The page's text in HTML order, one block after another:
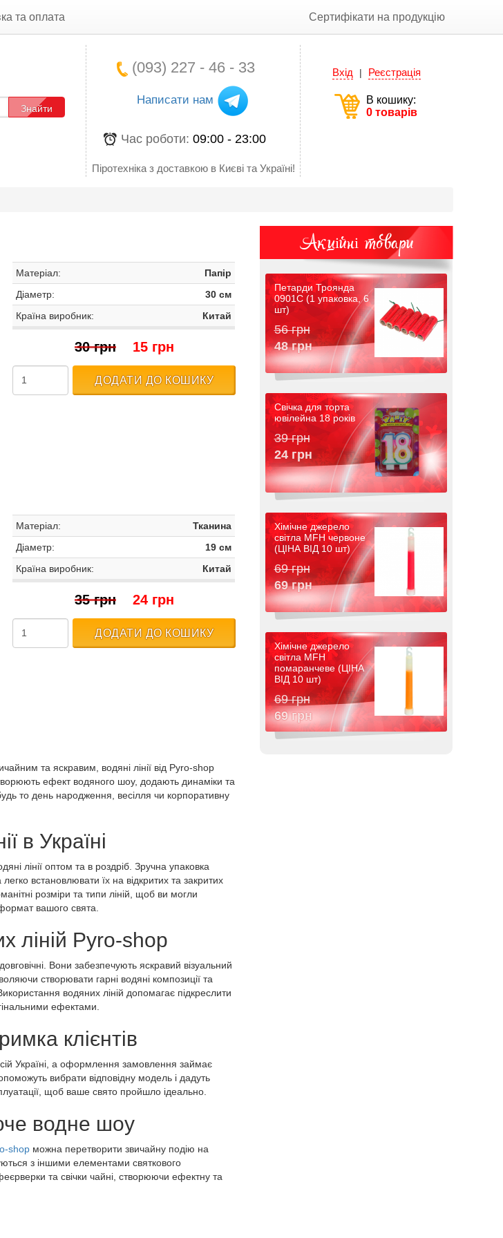
та оплата Сертифікати на продукцію
Знайти
(093) 227 - 46 - 33
Написати нам
Час роботи: 09:00 - 23:00
Піротехніка з доставкою в Києві та Україні!
Вхід | Реєстрація
В кошику:
0 товарів
та яскравим, водяні лінії від Pyro-shop
ефект водяного шоу, додають динаміки та
то день народження, весілля чи корпоративну
в Україні
лінії оптом та в роздріб. Зручна упаковка
встановлювати їх на відкритих та закритих
розміри та типи ліній, щоб ви могли
вашого свята.
ліній Pyro-shop
довговічні. Вони забезпечують яскравий візуальний
створювати гарні водяні композиції та
водяних ліній допомагає підкреслити
ефектами.
клієнтів
Україні, а оформлення замовлення займає
вибрати відповідну модель і дадуть
щоб ваше свято пройшло ідеально.
водне шоу
shop можна перетворити звичайну подію на
з іншими елементами святкового
та свічки чайні, створюючи ефектну та
Матеріал:
Папір
Діаметр:
30 см
Країна виробник:
Китай
30 грн 15 грн
ДОДАТИ ДО КОШИКУ
Матеріал:
Тканина
Діаметр:
19 см
Країна виробник:
Китай
35 грн 24 грн
ДОДАТИ ДО КОШИКУ
Акційні товари
Петарди Троянда
0901C (1 упаковка, 6
шт)
56 грн
48 грн
Свічка для торта
ювілейна 18 років
39 грн
24 грн
Хімічне джерело
світла MFH червоне
(ЦІНА ВІД 10 шт)
69 грн
69 грн
Хімічне джерело
світла MFH
помаранчеве (ЦІНА
ВІД 10 шт)
69 грн
69 грн